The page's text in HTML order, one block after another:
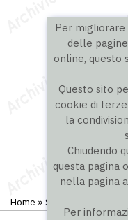
Per migliorare
delle
online, questo
Questo sito
cookie di
la
Chiudendo
questa pagina
nella pagina
Per
Home » Storico